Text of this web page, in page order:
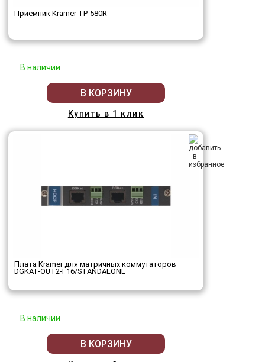
Приёмник Kramer TP-580R
В наличии
В КОРЗИНУ
Купить в 1 клик
Плата Kramer для матричных коммутаторов
DGKAT-OUT2-F16/STANDALONE
В наличии
В КОРЗИНУ